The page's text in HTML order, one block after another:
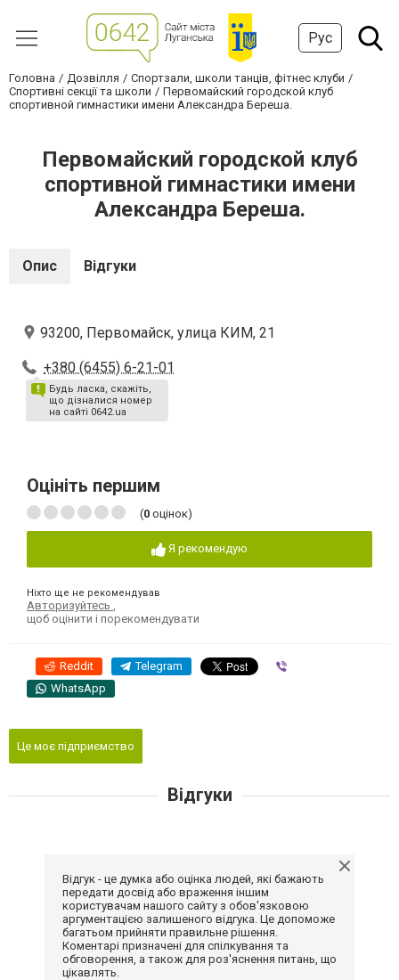
Рус
Головна Дозвілля
Спортзали, школи танців, фітнес клуби
Спортивні секції та школи
Первомайский городской клуб
спортивной гимнастики имени Александра Береша.
Первомайский городской клуб
спортивной гимнастики имени
Александра Береша.
Опис Відгуки
93200, Первомайск, улица КИМ, 21
+380 (6455) 6-21-01
Будь ласка, скажіть,
що дізналися номер
на сайті 0642.ua
Оцініть першим
(0 оцінок)
Я рекомендую
Ніхто ще не рекомендував
Авторизуйтесь
щоб оцінити і порекомендувати
Reddit Telegram
WhatsApp
Це моє підприємство
Відгуки
Відгук - це думка або оцінка людей, які бажають
передати досвід або враження іншим
користувачам нашого сайту з обов'язковою
аргументацією залишеного відгука. Це допоможе
багатьом прийняти правильне рішення.
Коментарі призначені для спілкування та
обговорення, а також для роз'яснення питань, що
цікавлять.